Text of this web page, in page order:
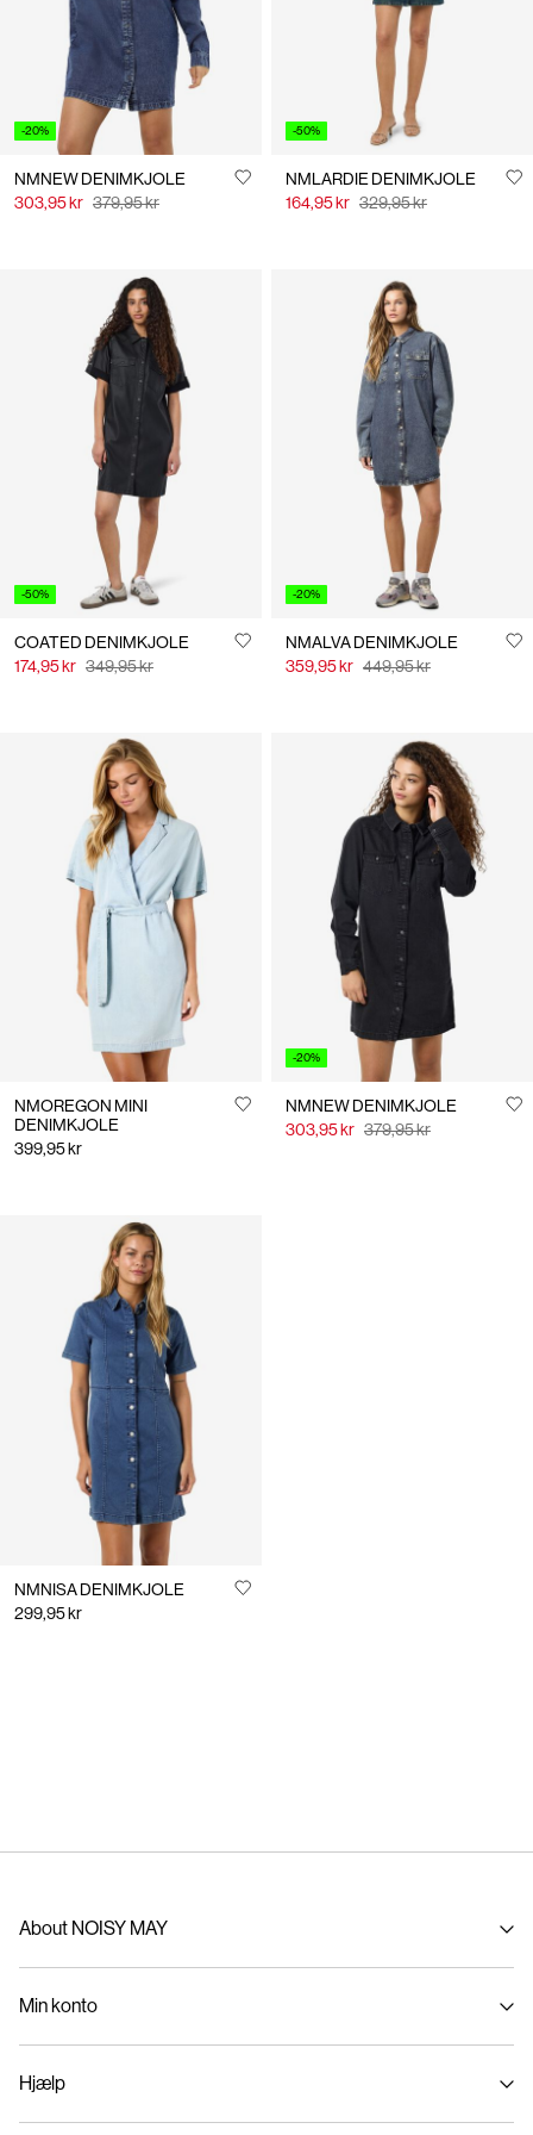
-20%
NMNEW DENIMKJOLE
303,95 kr 379,95 kr
-50%
NMLARDIE DENIMKJOLE
164,95 kr 329,95 kr
-50%
COATED DENIMKJOLE
174,95 kr 349,95 kr
-20%
NMALVA DENIMKJOLE
359,95 kr 449,95 kr
NMOREGON MINI
DENIMKJOLE
399,95 kr
-20%
NMNEW DENIMKJOLE
303,95 kr 379,95 kr
NMNISA DENIMKJOLE
299,95 kr
About NOISY MAY
Sustainability
Min konto
Følg bestilling
Hjælp